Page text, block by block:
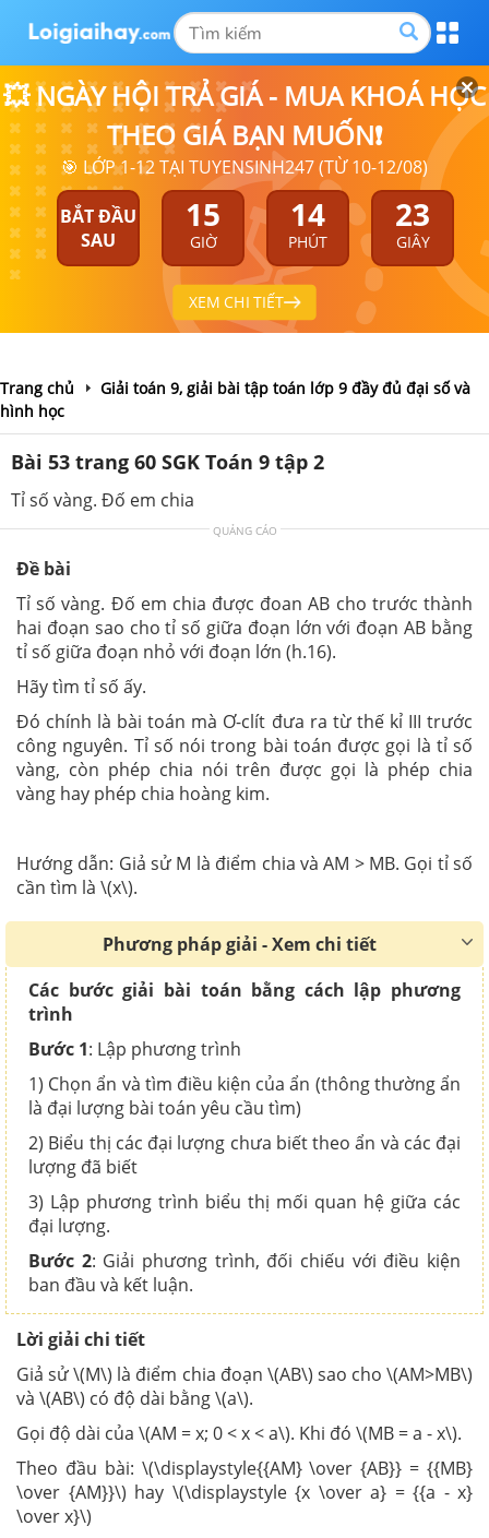
💥 NGÀY HỘI TRẢ GIÁ - MUA KHOÁ HỌC
THEO GIÁ BẠN MUỐN❗
🎯 LỚP 1-12 TẠI TUYENSINH247 (TỪ 10-12/08)
BẮT ĐẦU
SAU
15
GIỜ
14
PHÚT
23
GIÂY
XEM CHI TIẾT
Trang chủ
Giải toán 9, giải bài tập toán lớp 9 đầy đủ đại số và
hình học
Bài 53 trang 60 SGK Toán 9 tập 2
Tỉ số vàng. Đố em chia
QUẢNG CÁO
Đề bài
Tỉ số vàng. Đố em chia được đoan AB cho trước thành
hai đoạn sao cho tỉ số giữa đoạn lớn với đoạn AB bằng
tỉ số giữa đoạn nhỏ với đoạn lớn (h.16).
Hãy tìm tỉ số ấy.
Đó chính là bài toán mà Ơ-clít đưa ra từ thế kỉ III trước
công nguyên. Tỉ số nói trong bài toán được gọi là tỉ số
vàng, còn phép chia nói trên được gọi là phép chia
vàng hay phép chia hoàng kim.
Hướng dẫn: Giả sử M là điểm chia và AM > MB. Gọi tỉ số
cần tìm là \(x\).
Phương pháp giải - Xem chi tiết
Các bước giải bài toán bằng cách lập phương
trình
Bước 1: Lập phương trình
1) Chọn ẩn và tìm điều kiện của ẩn (thông thường ẩn
là đại lượng bài toán yêu cầu tìm)
2) Biểu thị các đại lượng chưa biết theo ẩn và các đại
lượng đã biết
3) Lập phương trình biểu thị mối quan hệ giữa các
đại lượng.
Bước 2: Giải phương trình, đối chiếu với điều kiện
ban đầu và kết luận.
Lời giải chi tiết
Giả sử \(M\) là điểm chia đoạn \(AB\) sao cho \(AM>MB\)
và \(AB\) có độ dài bằng \(a\).
Gọi độ dài của \(AM = x; 0 < x < a\). Khi đó \(MB = a - x\).
Theo đầu bài: \(\displaystyle{{AM} \over {AB}} = {{MB}
\over {AM}}\) hay \(\displaystyle {x \over a} = {{a - x}
\over x}\)